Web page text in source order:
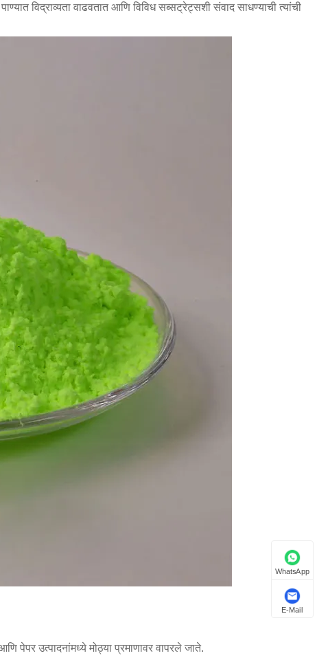
विद्राव्यता वाढवतात आणि विविध सब्सट्रेट्सशी संवाद साधण्याची त्यांची
उत्पादनांमध्ये मोठ्या प्रमाणावर वापरले जाते.
WhatsApp
E-Mail